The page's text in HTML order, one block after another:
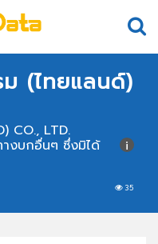
(ไทยแลนด์)
CO., LTD.
35
งบกอื่นๆ ซึ่งมิได้